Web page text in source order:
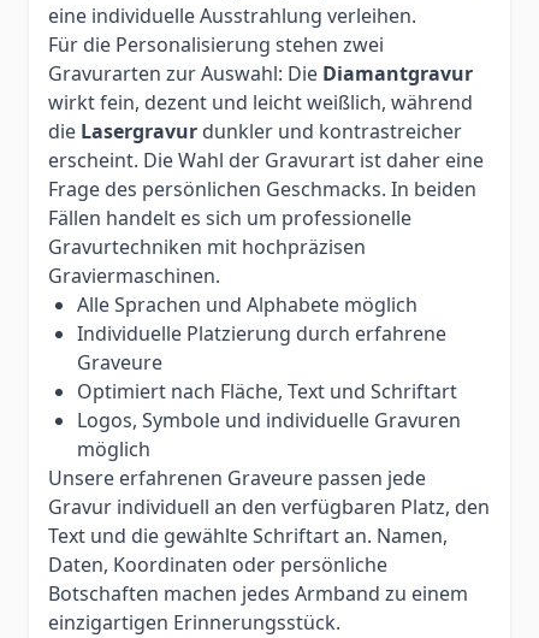
eine individuelle Ausstrahlung verleihen.
Für die Personalisierung stehen zwei
Gravurarten zur Auswahl: Die Diamantgravur
wirkt fein, dezent und leicht weißlich, während
die Lasergravur dunkler und kontrastreicher
erscheint. Die Wahl der Gravurart ist daher eine
Frage des persönlichen Geschmacks. In beiden
Fällen handelt es sich um professionelle
Gravurtechniken mit hochpräzisen
Graviermaschinen.
Alle Sprachen und Alphabete möglich
Individuelle Platzierung durch erfahrene
Graveure
Optimiert nach Fläche, Text und Schriftart
Logos, Symbole und individuelle Gravuren
möglich
Unsere erfahrenen Graveure passen jede
Gravur individuell an den verfügbaren Platz, den
Text und die gewählte Schriftart an. Namen,
Daten, Koordinaten oder persönliche
Botschaften machen jedes Armband zu einem
einzigartigen Erinnerungsstück.